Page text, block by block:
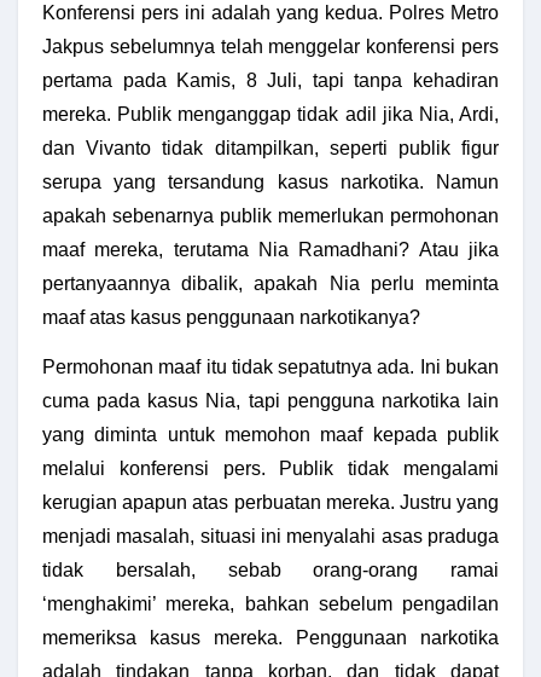
Konferensi pers ini adalah yang kedua. Polres Metro
Jakpus sebelumnya telah menggelar konferensi pers
pertama pada Kamis, 8 Juli, tapi tanpa kehadiran
mereka. Publik menganggap tidak adil jika Nia, Ardi,
dan Vivanto tidak ditampilkan, seperti publik figur
serupa yang tersandung kasus narkotika. Namun
apakah sebenarnya publik memerlukan permohonan
maaf mereka, terutama Nia Ramadhani? Atau jika
pertanyaannya dibalik, apakah Nia perlu meminta
maaf atas kasus penggunaan narkotikanya?
Permohonan maaf itu tidak sepatutnya ada. Ini bukan
cuma pada kasus Nia, tapi pengguna narkotika lain
yang diminta untuk memohon maaf kepada publik
melalui konferensi pers. Publik tidak mengalami
kerugian apapun atas perbuatan mereka. Justru yang
menjadi masalah, situasi ini menyalahi asas praduga
tidak bersalah, sebab orang-orang ramai
‘menghakimi’ mereka, bahkan sebelum pengadilan
memeriksa kasus mereka. Penggunaan narkotika
adalah tindakan tanpa korban, dan tidak dapat